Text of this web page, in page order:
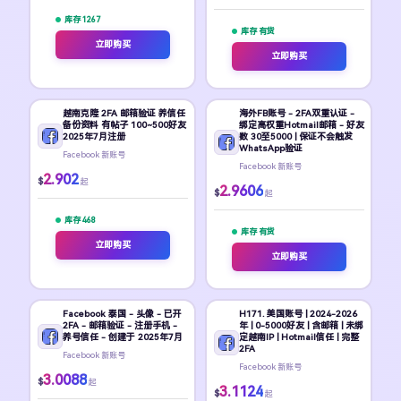
库存 1267
立即购买
库存 有货
立即购买
越南克隆 2FA 邮箱验证 养信任
备份资料 有帖子 100~500好友
2025年7月注册
Facebook 新账号
$2.902 起
库存 468
立即购买
海外FB账号 - 2FA双重认证 -
绑定高权重Hotmail邮箱 - 好友
数 30至5000 | 保证不会触发
WhatsApp验证
Facebook 新账号
$2.9606 起
库存 有货
立即购买
Facebook 泰国 - 头像 - 已开
2FA - 邮箱验证 - 注册手机 -
养号信任 - 创建于 2025年7月
Facebook 新账号
$3.0088 起
H171. 美国账号 | 2024-2026
年 | 0-5000好友 | 含邮箱 | 未绑
定越南IP | Hotmail信任 | 完整
2FA
Facebook 新账号
$3.1124 起